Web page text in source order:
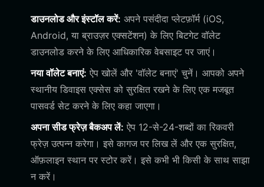
डाउनलोड और इंस्टॉल करें: अपने पसंदीदा प्लेटफ़ॉर्म (iOS,
Android, या ब्राउज़र एक्सटेंशन) के लिए बिटगेट वॉलेट
डाउनलोड करने के लिए आधिकारिक वेबसाइट पर जाएं।
नया वॉलेट बनाएं: ऐप खोलें और 'वॉलेट बनाएं' चुनें। आपको अपने
स्थानीय डिवाइस एक्सेस को सुरक्षित रखने के लिए एक मजबूत
पासवर्ड सेट करने के लिए कहा जाएगा।
अपना सीड फ्रेज़ बैकअप लें: ऐप 12-से-24-शब्दों का रिकवरी
फ्रेज़ उत्पन्न करेगा। इसे कागज पर लिख लें और एक सुरक्षित,
ऑफ़लाइन स्थान पर स्टोर करें। इसे कभी भी किसी के साथ साझा
न करें।